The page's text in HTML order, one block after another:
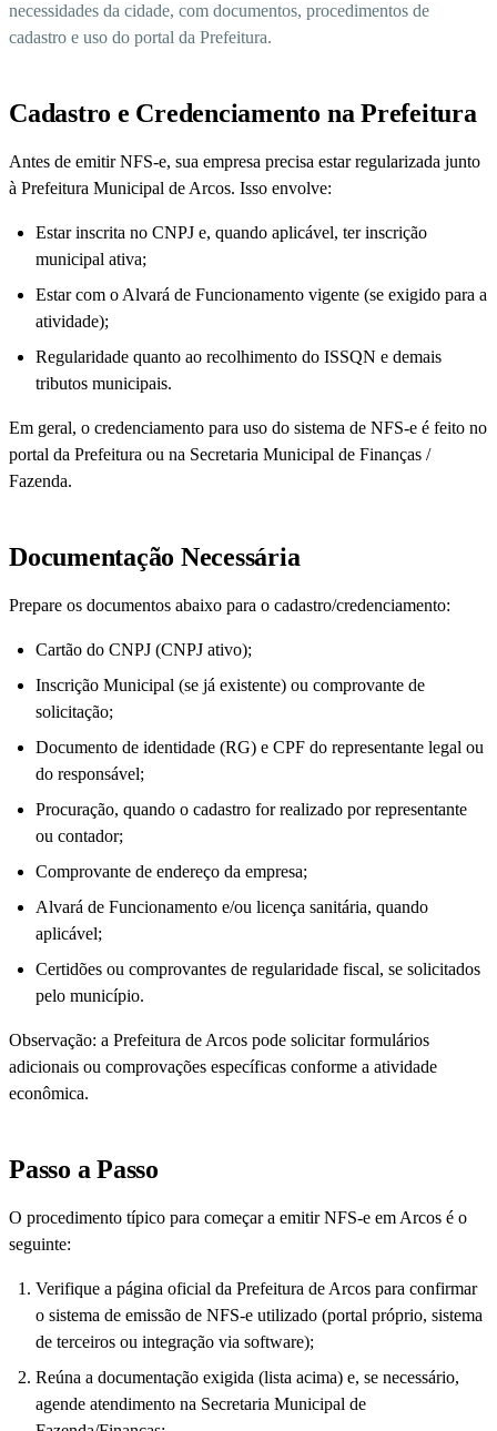
necessidades da cidade, com documentos, procedimentos de
cadastro e uso do portal da Prefeitura.
Cadastro e Credenciamento na Prefeitura
Antes de emitir NFS-e, sua empresa precisa estar regularizada junto
à Prefeitura Municipal de Arcos. Isso envolve:
Estar inscrita no CNPJ e, quando aplicável, ter inscrição
municipal ativa;
Estar com o Alvará de Funcionamento vigente (se exigido para a
atividade);
Regularidade quanto ao recolhimento do ISSQN e demais
tributos municipais.
Em geral, o credenciamento para uso do sistema de NFS-e é feito no
portal da Prefeitura ou na Secretaria Municipal de Finanças /
Fazenda.
Documentação Necessária
Prepare os documentos abaixo para o cadastro/credenciamento:
Cartão do CNPJ (CNPJ ativo);
Inscrição Municipal (se já existente) ou comprovante de
solicitação;
Documento de identidade (RG) e CPF do representante legal ou
do responsável;
Procuração, quando o cadastro for realizado por representante
ou contador;
Comprovante de endereço da empresa;
Alvará de Funcionamento e/ou licença sanitária, quando
aplicável;
Certidões ou comprovantes de regularidade fiscal, se solicitados
pelo município.
Observação: a Prefeitura de Arcos pode solicitar formulários
adicionais ou comprovações específicas conforme a atividade
econômica.
Passo a Passo
O procedimento típico para começar a emitir NFS-e em Arcos é o
seguinte:
Verifique a página oficial da Prefeitura de Arcos para confirmar
o sistema de emissão de NFS-e utilizado (portal próprio, sistema
de terceiros ou integração via software);
Reúna a documentação exigida (lista acima) e, se necessário,
agende atendimento na Secretaria Municipal de